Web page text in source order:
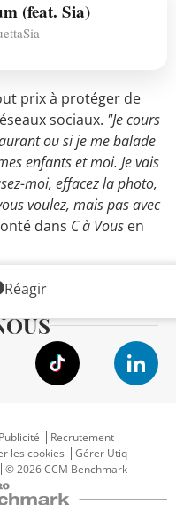
(feat. Sia)
prix à protéger de
sociaux. "Je cours
ou si je me balade
enfants et moi. Je vais
moi, effacez la photo,
voulez, mais pas avec
dans C à Vous en
Réagir
Publicité
Recrutement
les cookies
Gérer Utiq
© 2026 CCM Benchmark